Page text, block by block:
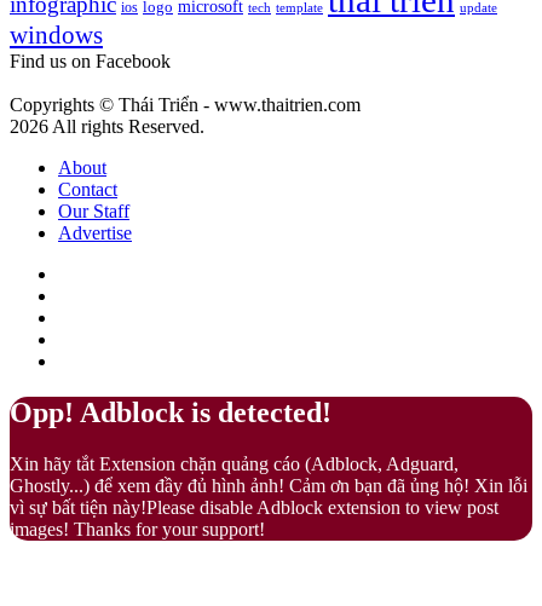
gì?
Fuzz
–
Màu
sự
nhã
ios logo microsoft tech template update
windows
Find us on Facebook
Copyrights © Thái Triển - www.thaitrien.com
2026 All rights Reserved.
About
Contact
Our Staff
Advertise
Back
to
button
Close
Opp! Adblock is detected!
Xin hãy tắt Extension chặn quảng cáo (Adblock, Adguard,
Ghostly...) để xem đầy đủ hình ảnh! Cảm ơn bạn đã ủng hộ! Xin lỗi
vì sự bất tiện này!Please disable Adblock extension to view post
images! Thanks for your support!